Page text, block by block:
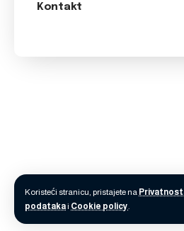
Koristeći stranicu, pristajete na Privatnost
podatakai Cookie policy.
Kontakt